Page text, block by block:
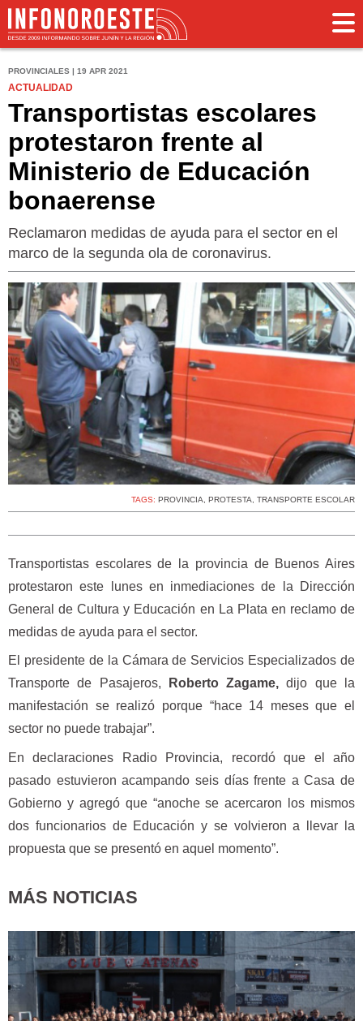
PROVINCIALES | 19 APR 2021
ACTUALIDAD
Transportistas escolares
protestaron frente al
Ministerio de Educación
bonaerense
Reclamaron medidas de ayuda para el sector en el
marco de la segunda ola de coronavirus.
TAGS: PROVINCIA, PROTESTA, TRANSPORTE ESCOLAR
Transportistas escolares de la provincia de Buenos Aires
protestaron este lunes en inmediaciones de la Dirección
General de Cultura y Educación en La Plata en reclamo de
medidas de ayuda para el sector.
El presidente de la Cámara de Servicios Especializados de
Transporte de Pasajeros,
Roberto Zagame,dijo que la
manifestación se realizó porque “hace 14 meses que el
sector no puede trabajar”.
En declaraciones Radio Provincia, recordó que el año
pasado estuvieron acampando seis días frente a Casa de
Gobierno y agregó que “anoche se acercaron los mismos
dos funcionarios de Educación y se volvieron a llevar la
propuesta que se presentó en aquel momento”.
MÁS NOTICIAS